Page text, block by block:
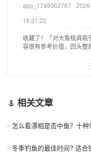
app_1749362767
16:21:22
收藏了！「对大鱼极具吸
容很有参考价值，回头整
相关文章
怎么看漂相是否中鱼？十种
冬季钓鱼的最佳时间? 适合